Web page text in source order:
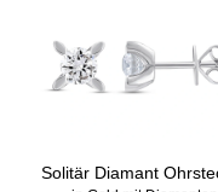
Solitär Diamant